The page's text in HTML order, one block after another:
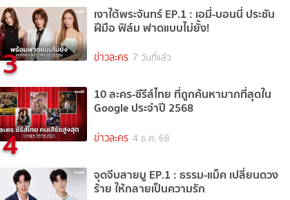
3
เงาใต้พระจันทร์ EP.1 : เอมี่-บอนนี่ ประชัน
ฝีมือ ฟิล์ม ฟาดแบบไม่ยั้ง!
ข่าวละคร 7 วันที่แล้ว
4
10 ละคร-ซีรีส์ไทย ที่ถูกค้นหามากที่สุดใน
Google ประจำปี 2568
ข่าวละคร 4 ธ.ค. 68
จุดจีบสายมู EP.1 : ธรรม-แม็ค เปลี่ยนดวง
ร้าย ให้กลายเป็นความรัก